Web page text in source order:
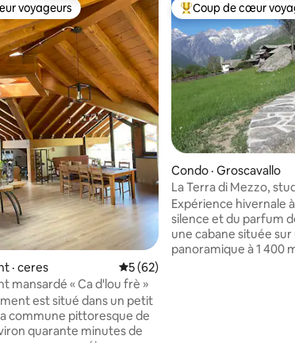
voyageurs
voyageurs
· ceres Note moyenne de 5 sur 5, 62
5 (62)
mansardé « Ca d'lou frè »
est situé dans un petit
commune pittoresque de
quarante minutes de
Coup de cœur
Coup de cœur
Condo · Groscavallo
La Terra di Mezzo,
de montagne
Expérience hivernale
silence et du parfum
une cabane située
panoramique à 1 400